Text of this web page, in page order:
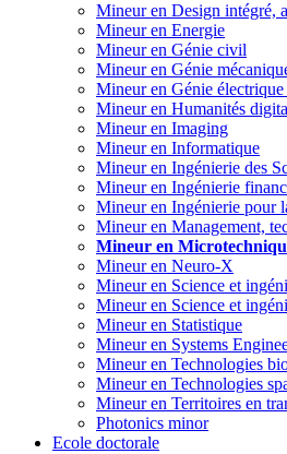
Mineur en Design intégré,
Mineur en Energie
Mineur en Génie civil
Mineur en Génie
Mineur en Génie
Mineur en Humanités
Mineur en Imaging
Mineur en Informatique
Mineur en Ingénierie des
Mineur en Ingénierie
Mineur en Ingénierie pour
Mineur en Management,
Mineur en
Mineur en Neuro-X
Mineur en Science et
Mineur en Science et
Mineur en Statistique
Mineur en Systems
Mineur en Technologies
Mineur en Technologies
Mineur en Territoires en
Photonics minor
Ecole doctorale